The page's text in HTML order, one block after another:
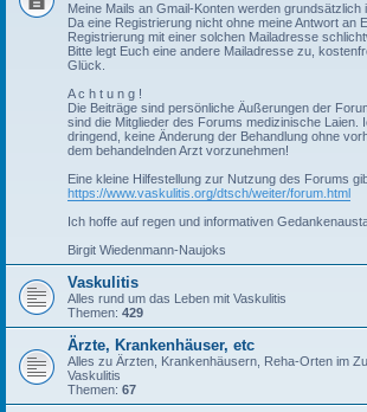
Meine Mails an Gmail-Konten werden grundsätzlich
Da eine Registrierung nicht ohne meine Antwort an
Registrierung mit einer solchen Mailadresse
Bitte legt Euch eine andere Mailadresse zu,
Glück.
A c h t u n g !
Die Beiträge sind persönliche Äußerungen der
sind die Mitglieder des Forums medizinische Laien.
dringend, keine Änderung der Behandlung ohne
dem behandelnden Arzt vorzunehmen!
Eine kleine Hilfestellung zur Nutzung des Forums
https://www.vaskulitis.org/dtsch/weiter/forum.html
Ich hoffe auf regen und informativen
Birgit Wiedenmann-Naujoks
Vaskulitis
Alles rund um das Leben mit Vaskulitis
Themen: 429
Ärzte, Krankenhäuser, etc
Alles zu Ärzten, Krankenhäusern, Reha-Orten im
Vaskulitis
Themen: 67